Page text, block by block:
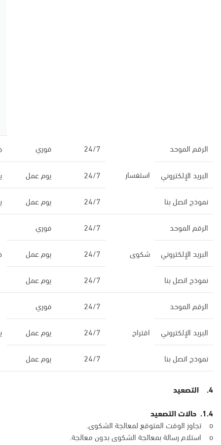
فوري
24/7
استفسار
الرقم الموحد
يوم عمل 24/7
البريد الإلكتروني
يوم عمل 24/7 نموذج اتصل بنا
فوري
24/7
شكوى
الرقم الموحد
يوم عمل
24/7
البريد الإلكتروني
يوم عمل
24/7 نموذج اتصل بنا
فوري
24/7
اقتراح
الرقم الموحد
يوم عمل
24/7
البريد الإلكتروني
يوم عمل
24/7 نموذج اتصل بنا
4. التصعيد
1.4. حالات التصعيد
o تجاوز الوقت المتوقع لمعالجة الشكوى.
o استلام رسالة بمعالجة الشكوى بدون معالجة.